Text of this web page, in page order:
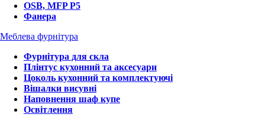
OSB, MFP P5
Фанера
Меблева фурнітура
Фурнітура для скла
Плінтус кухонний та аксесуари
Цоколь кухонний та комплектуючі
Вішалки висувні
Наповнення шаф купе
Освітлення